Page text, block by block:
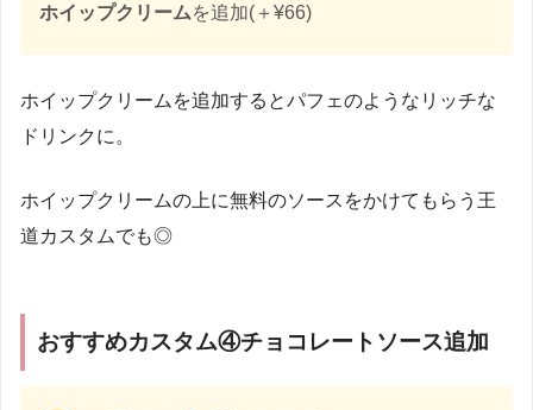
ホイップクリームを追加(＋¥66)
ホイップクリームを追加するとパフェのようなリッチな
ドリンクに。
ホイップクリームの上に無料のソースをかけてもらう王
道カスタムでも◎
おすすめカスタム④チョコレートソース追加